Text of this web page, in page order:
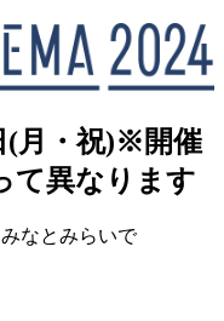
(月・祝)※開催
て異なります
なとみらいで